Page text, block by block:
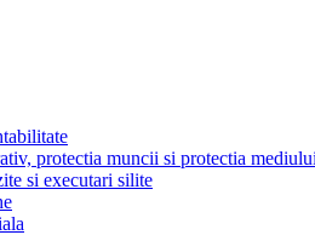
protectia muncii si protectia mediului
si executari silite